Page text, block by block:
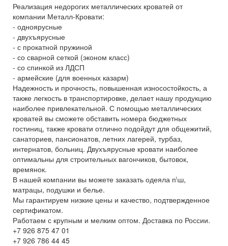
Реализация недорогих металлических кроватей от
компании Металл-Кровати:
- одноярусные
- двухъярусные
- с прокатной пружиной
- со сварной сеткой (эконом класс)
- со спинкой из ЛДСП
- армейские (для военных казарм)
Надежность и прочность, повышенная износостойкость, а
также легкость в транспортировке, делает нашу продукцию
наиболее привлекательной. С помощью металлических
кроватей вы сможете обставить номера бюджетных
гостиниц, также кровати отлично подойдут для общежитий,
санаториев, пансионатов, летних лагерей, турбаз,
интернатов, больниц. Двухъярусные кровати наиболее
оптимальны для строительных вагончиков, бытовок,
времянок.
В нашей компании вы можете заказать одеяла п\ш,
матрацы, подушки и белье.
Мы гарантируем низкие цены и качество, подтвержденное
сертификатом.
Работаем с крупным и мелким оптом. Доставка по России.
+7 926 875 47 01
+7 926 786 44 45